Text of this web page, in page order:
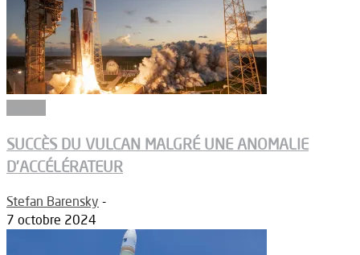
SUCCÈS DU VULCAN MALGRÉ UNE ANOMALIE
D’ACCÉLÉRATEUR
Stefan Barensky -
7 octobre 2024